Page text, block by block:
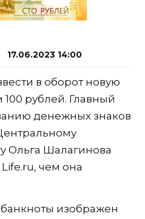
17.06.2023 14:00
в оборот новую
рублей. Главный
денежных знаков
Ольга Шалагинова
чем она
изображен